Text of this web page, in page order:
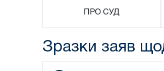
ПРО СУД
Зразки заяв